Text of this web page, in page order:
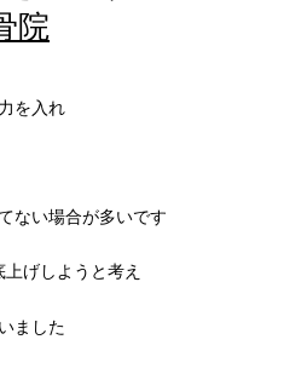
院
を入れ
ない場合が多いです
げしようと考え
ました